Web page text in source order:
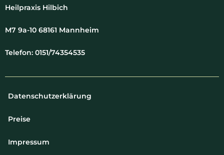
Heilpraxis Hilbich
M7 9a-10 68161 Mannheim
Telefon: 0151/74354535
Datenschutzerklärung
Preise
Impressum